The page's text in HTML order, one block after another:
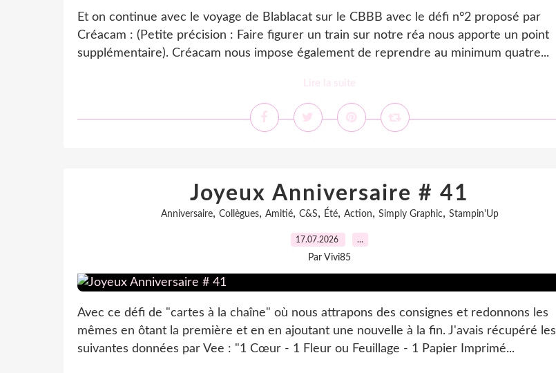
Et on continue avec le voyage de Blablacat sur le CBBB avec le défi n°2 proposé par
Créacam : (Petite précision : Faire figurer un train sur notre réa nous apporte un point
supplémentaire). Créacam nous impose également de reprendre au minimum quatre...
Lire la suite
Joyeux Anniversaire # 41
Anniversaire, Collègues, Amitié, C&S, Été, Action, Simply Graphic, Stampin'Up
17.07.2026 …
Par Vivi85
Avec ce défi de "cartes à la chaîne" où nous attrapons des consignes et redonnons les
mêmes en ôtant la première et en en ajoutant une nouvelle à la fin. J'avais récupéré les
suivantes données par Vee : "1 Cœur - 1 Fleur ou Feuillage - 1 Papier Imprimé...